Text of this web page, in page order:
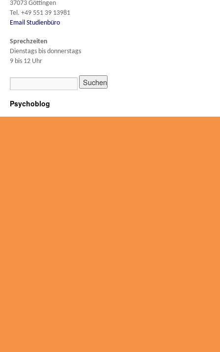
37073 Göttingen
Tel. +49 551 39 13981
Email Studienbüro
Sprechzeiten
Dienstags bis donnerstags
9 bis 12 Uhr
Psychoblog